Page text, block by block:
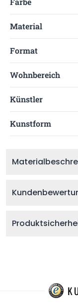
Material
Format
Wohnbereich
Künstler
Kunstform